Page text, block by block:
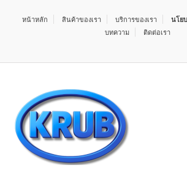
หน้าหลัก สินค้าของเรา บริการของเรา
นโย
บทความ
ติดต่อเรา